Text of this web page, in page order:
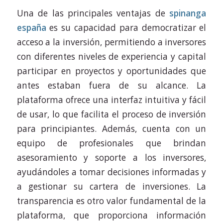
Una de las principales ventajas de spinanga
españa es su capacidad para democratizar el
acceso a la inversión, permitiendo a inversores
con diferentes niveles de experiencia y capital
participar en proyectos y oportunidades que
antes estaban fuera de su alcance. La
plataforma ofrece una interfaz intuitiva y fácil
de usar, lo que facilita el proceso de inversión
para principiantes. Además, cuenta con un
equipo de profesionales que brindan
asesoramiento y soporte a los inversores,
ayudándoles a tomar decisiones informadas y
a gestionar su cartera de inversiones. La
transparencia es otro valor fundamental de la
plataforma, que proporciona información